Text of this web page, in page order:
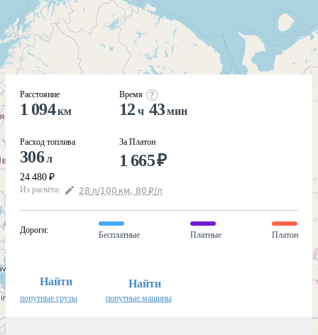
Расстояние
1 094км
Расход топлива
306л
24 480 ₽
Время
12 ч 43мин
За Платон
1 665₽
Из расчёта: 28 л/100 км, 80 ₽/л
Дороги:
Бесплатные Платные Платон
Найти
попутные грузы
Найти
попутные машины